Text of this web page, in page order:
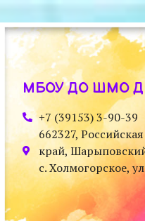
МБОУ ДО ШМО
+7 (39153) 3-90-39
662327,
край,
с. Холмогорское,